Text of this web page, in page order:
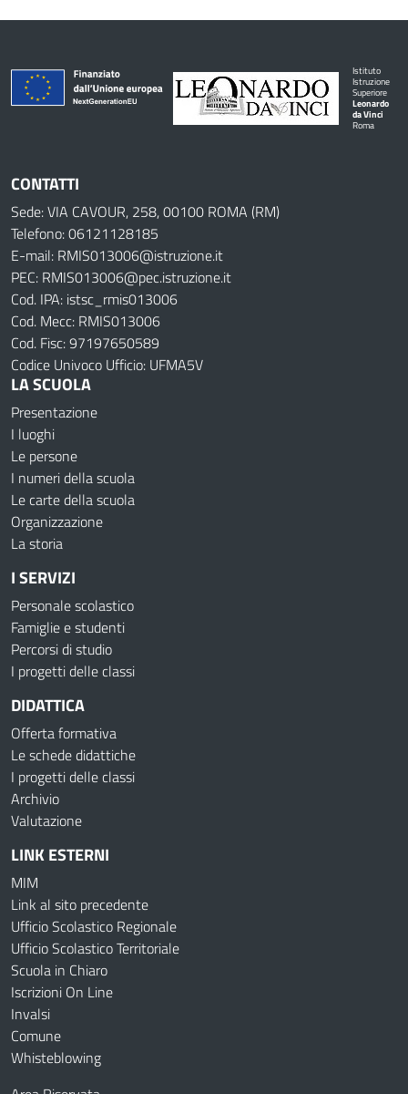
Istituto
Istruzione
Superiore
Leonardo
da Vinci
Roma
CONTATTI
Sede: VIA CAVOUR, 258, 00100 ROMA (RM)
Telefono: 06121128185
E-mail: RMIS013006@istruzione.it
PEC: RMIS013006@pec.istruzione.it
Cod. IPA: istsc_rmis013006
Cod. Mecc: RMIS013006
Cod. Fisc: 97197650589
Codice Univoco Ufficio: UFMA5V
LA SCUOLA
Presentazione
I luoghi
Le persone
I numeri della scuola
Le carte della scuola
Organizzazione
La storia
I SERVIZI
Personale scolastico
Famiglie e studenti
Percorsi di studio
I progetti delle classi
DIDATTICA
Offerta formativa
Le schede didattiche
I progetti delle classi
Archivio
Valutazione
LINK ESTERNI
MIM
Link al sito precedente
Ufficio Scolastico Regionale
Ufficio Scolastico Territoriale
Scuola in Chiaro
Iscrizioni On Line
Invalsi
Comune
Whisteblowing